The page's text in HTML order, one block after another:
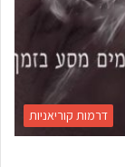
דרמות קוריאניות